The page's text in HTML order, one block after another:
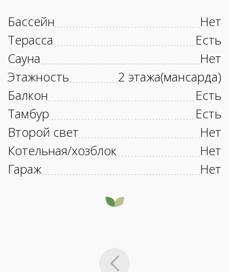
Бассейн
Нет
Терасса
Есть
Сауна
Нет
Этажность
2 этажа(мансарда)
Балкон
Есть
Тамбур
Есть
Второй свет
Нет
Котельная/хозблок
Нет
Гараж
Нет